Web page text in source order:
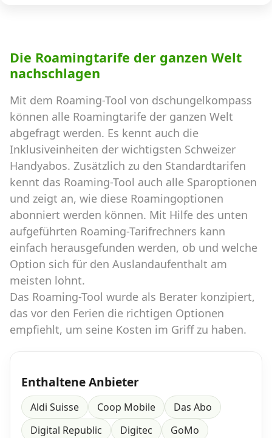
Die Roamingtarife der ganzen Welt
nachschlagen
Mit dem Roaming-Tool von dschungelkompass
können alle Roamingtarife der ganzen Welt
abgefragt werden. Es kennt auch die
Inklusiveinheiten der wichtigsten Schweizer
Handyabos. Zusätzlich zu den Standardtarifen
kennt das Roaming-Tool auch alle Sparoptionen
und zeigt an, wie diese Roamingoptionen
abonniert werden können. Mit Hilfe des unten
aufgeführten Roaming-Tarifrechners kann
einfach herausgefunden werden, ob und welche
Option sich für den Auslandaufenthalt am
meisten lohnt.
Das Roaming-Tool wurde als Berater konzipiert,
das vor den Ferien die richtigen Optionen
empfiehlt, um seine Kosten im Griff zu haben.
Enthaltene Anbieter
Aldi Suisse Coop Mobile
Das Abo
Digital Republic
Digitec
GoMo